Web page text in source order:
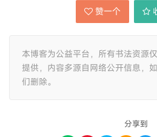
赞一个
本博客为公益平台，所有书法资源
提供，内容多源自网络公开信息，
们删除。
分享到